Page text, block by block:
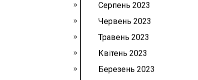
Серпень 2023
Червень 2023
Травень 2023
Квітень 2023
Березень 2023